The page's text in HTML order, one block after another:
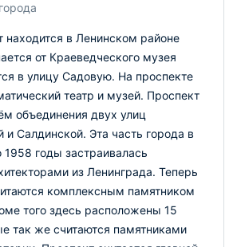
находится в Ленинском районе
от Краеведческого музея
в улицу Садовую. На проспекте
театр и музей. Проспект
объединения двух улиц
и Салдинской. Эта часть города в
годы застраивалась
из Ленинграда. Теперь
комплексным памятником
того здесь расположены 15
так же считаются памятниками